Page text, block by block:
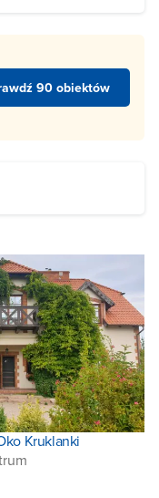
90 obiektów
Kruklanki